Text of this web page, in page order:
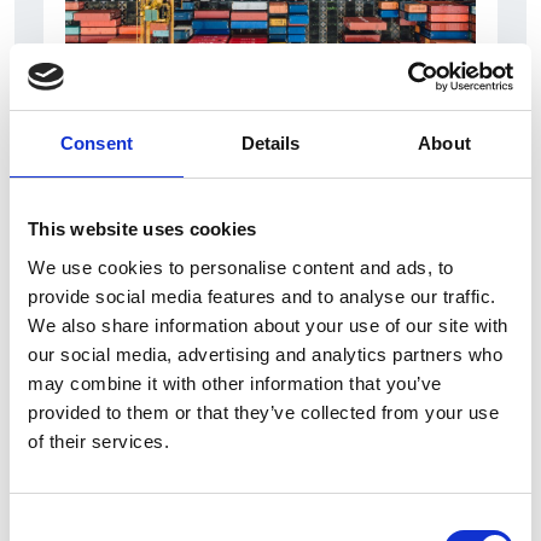
Consent Details About
This website uses cookies
We use cookies to personalise content and ads, to
provide social media features and to analyse our traffic.
We also share information about your use of our site with
our social media, advertising and analytics partners who
may combine it with other information that you’ve
provided to them or that they’ve collected from your use
of their services.
Interviste
Overview Economica
Repubblica Ceca